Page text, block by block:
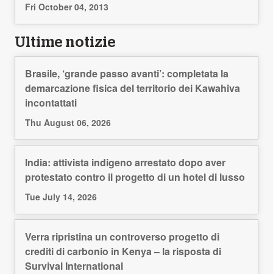
Fri October 04, 2013
Ultime notizie
Brasile, ‘grande passo avanti’: completata la
demarcazione fisica del territorio dei Kawahiva
incontattati
Thu August 06, 2026
India: attivista indigeno arrestato dopo aver
protestato contro il progetto di un hotel di lusso
Tue July 14, 2026
Verra ripristina un controverso progetto di
crediti di carbonio in Kenya – la risposta di
Survival International